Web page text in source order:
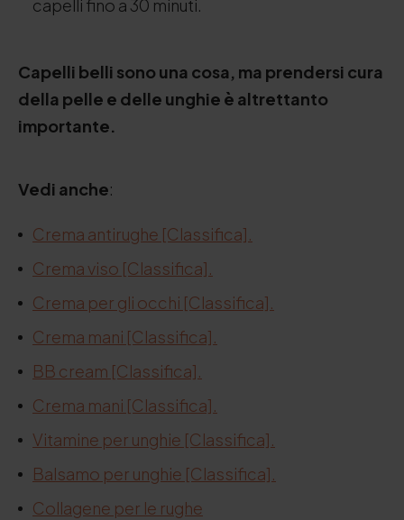
capelli fino a 30 minuti.
Capelli belli sono una cosa, ma prendersi cura
della pelle e delle unghie è altrettanto
importante.
Vedi anche:
Crema antirughe [Classifica].
Crema viso [Classifica].
Crema per gli occhi [Classifica].
Crema mani [Classifica].
BB cream [Classifica].
Crema mani [Classifica].
Vitamine per unghie [Classifica].
Balsamo per unghie [Classifica].
Collagene per le rughe